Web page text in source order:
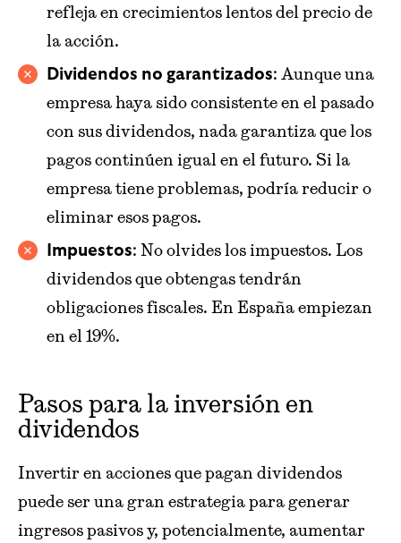
refleja en crecimientos lentos del precio de
la acción.
Dividendos no garantizados: Aunque una
empresa haya sido consistente en el pasado
con sus dividendos, nada garantiza que los
pagos continúen igual en el futuro. Si la
empresa tiene problemas, podría reducir o
eliminar esos pagos.
Impuestos: No olvides los impuestos. Los
dividendos que obtengas tendrán
obligaciones fiscales. En España empiezan
en el 19%.
Pasos para la inversión en
dividendos
Invertir en acciones que pagan dividendos
puede ser una gran estrategia para generar
ingresos pasivos y, potencialmente, aumentar